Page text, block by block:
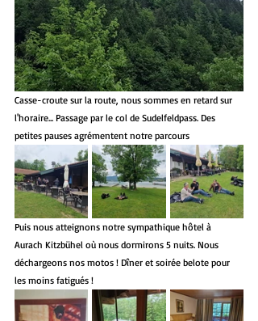
Casse-croute sur la route, nous sommes en retard sur
l'horaire... Passage par le col de Sudelfeldpass. Des
petites pauses agrémentent notre parcours
Puis nous atteignons notre sympathique hôtel à
Aurach Kitzbühel où nous dormirons 5 nuits. Nous
déchargeons nos motos ! Dîner et soirée belote pour
les moins fatigués !